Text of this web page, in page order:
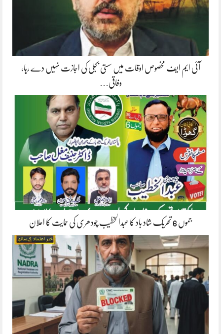
آئی ایم ایف مخصوص اوقات میں سستی بجلی کی اجازت نہیں دے رہا،
وفاقی…
جموں 6 تحریک شاد باد کا عبدالخطیب چودھری کی حمایت کا اعلان